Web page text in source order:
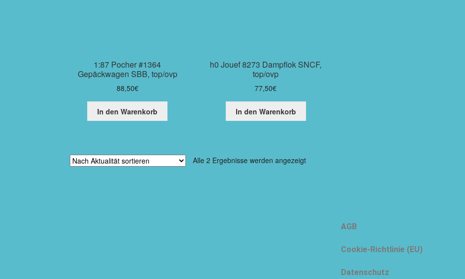
1:87 Pocher #1364
Gepäckwagen SBB, top/ovp
88,50€
In den Warenkorb
h0 Jouef 8273 Dampflok SNCF,
top/ovp
77,50€
In den Warenkorb
Alle 2 Ergebnisse werden angezeigt
AGB
Cookie-Richtlinie (EU)
Datenschutz